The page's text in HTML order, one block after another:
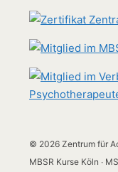
© 2026 Zentrum für
MBSR Kurse Köln ∙